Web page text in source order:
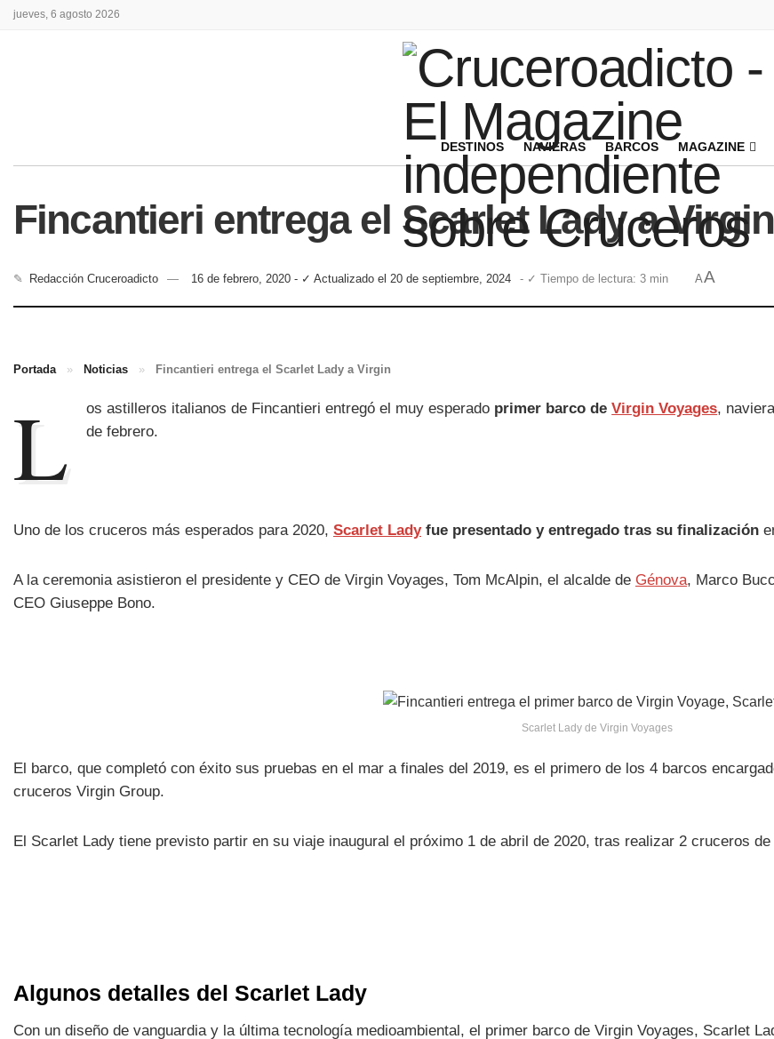
jueves, 6 agosto 2026
DESTINOS NAVIERAS BARCOS MAGAZINE
Fincantieri entrega el Scarlet Lady a Virgin
✎ Redacción Cruceroadicto 16 de febrero, 2020 - ✓ Actualizado el 20 de septiembre, 2024 - ✓ Tiempo de lectura: 3 min AA
Portada » Noticias » Fincantieri entrega el Scarlet Lady a Virgin
L os astilleros italianos de Fincantieri entregó el muy esperado primer barco deVirgin Voyages,
de febrero.
Uno de los cruceros más esperados para 2020, Scarlet Ladyfue presentado y entregado tras su finalización
A la ceremonia asistieron el presidente y CEO de Virgin Voyages, Tom McAlpin, el alcalde de Génova, Marco
CEO Giuseppe Bono.
Scarlet Lady de Virgin Voyages
El barco, que completó con éxito sus pruebas en el mar a finales del 2019, es el primero de los 4 barcos
cruceros Virgin Group.
El Scarlet Lady tiene previsto partir en su viaje inaugural el próximo 1 de abril de 2020, tras realizar 2 cruceros
Algunos detalles del Scarlet Lady
Con un diseño de vanguardia y la última tecnología medioambiental, el primer barco de Virgin Voyages, Scarlet